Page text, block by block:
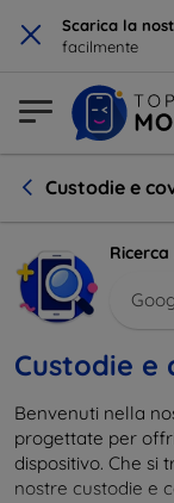
× Scarica la
facilmente
Custodie e
Custodie e
Benvenuti nella
progettate per
dispositivo. Che si
nostre custodie e